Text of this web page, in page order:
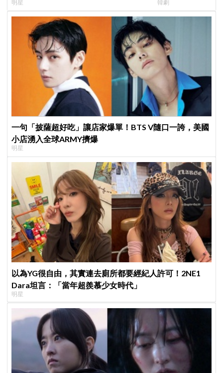
看了好心疼
明星 行，慶祝亮眼成績
韓劇
一句「披薩超好吃」讓店家爆單！BTS V隨口一誇，美國
小店湧入全球ARMY擠爆
明星
以為YG很自由，其實連去廁所都要經紀人許可！2NE1
Dara坦言：「當年超羨慕少女時代」
明星